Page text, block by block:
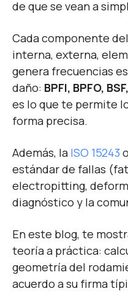
de que se vean a
Cada componente
interna, externa,
genera frecuencias
daño: BPFI, BPFO,
es lo que te permite
forma precisa.
Además, la ISO 15243
estándar de fallas
electropitting,
diagnóstico y la
En este blog, te
teoría a práctica:
geometría del
acuerdo a su firma